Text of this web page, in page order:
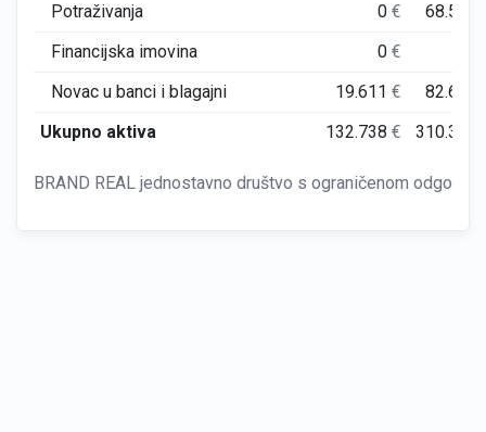
Potraživanja
0€ 68.575
Financijska imovina
0€
Novac u banci i blagajni
19.611€ 82.664
Ukupno aktiva
132.738€ 310.340
BRAND REAL jednostavno društvo s ograničenom